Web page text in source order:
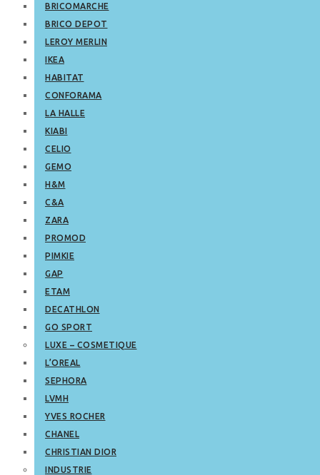
BRICOMARCHE
BRICO DEPOT
LEROY MERLIN
IKEA
HABITAT
CONFORAMA
LA HALLE
KIABI
CELIO
GEMO
H&M
C&A
ZARA
PROMOD
PIMKIE
GAP
ETAM
DECATHLON
GO SPORT
LUXE – COSMETIQUE
L’OREAL
SEPHORA
LVMH
YVES ROCHER
CHANEL
CHRISTIAN DIOR
INDUSTRIE